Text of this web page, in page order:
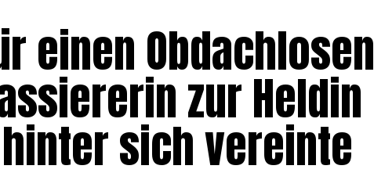
einen Obdachlosen
zur Heldin
sich vereinte